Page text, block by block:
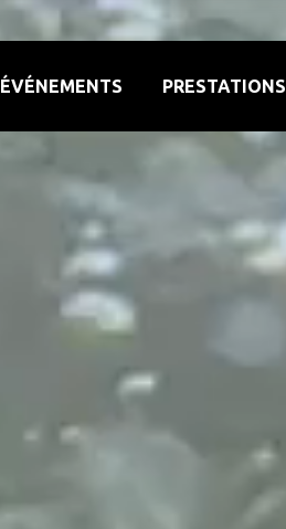
ÉVÉNEMENTS PRESTATIONS